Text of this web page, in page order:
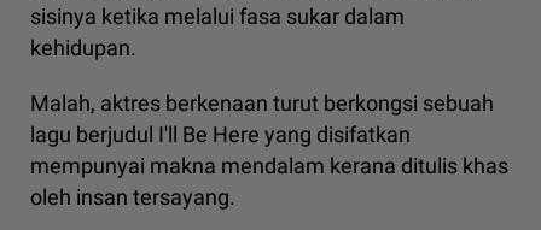
sisinya ketika melalui fasa sukar dalam
kehidupan.
Malah, aktres berkenaan turut berkongsi sebuah
lagu berjudul I'll Be Here yang disifatkan
mempunyai makna mendalam kerana ditulis khas
oleh insan tersayang.